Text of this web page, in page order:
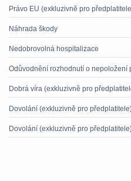
Právo EU (exkluzivně pro
Náhrada škody
Nedobrovolná hospitalizace
Odůvodnění rozhodnutí o nepoložení
Dobrá víra (exkluzivně pro
Dovolání (exkluzivně pro
Dovolání (exkluzivně pro